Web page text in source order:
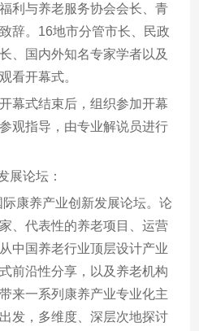
利与养老服务协会会长、青
辞。16地市分管市长、民政
、国内外知名专家学者以及
看开幕式。
幕式结束后，组织参加开幕
观指导，由专业解说员进行
展论坛：
康养产业创新发展论坛。论
、代表性的养老项目、运营
中国养老行业顶层设计产业
前沿性分享，以及养老机构
来一系列康养产业专业化主
发，多维度、深层次地探讨